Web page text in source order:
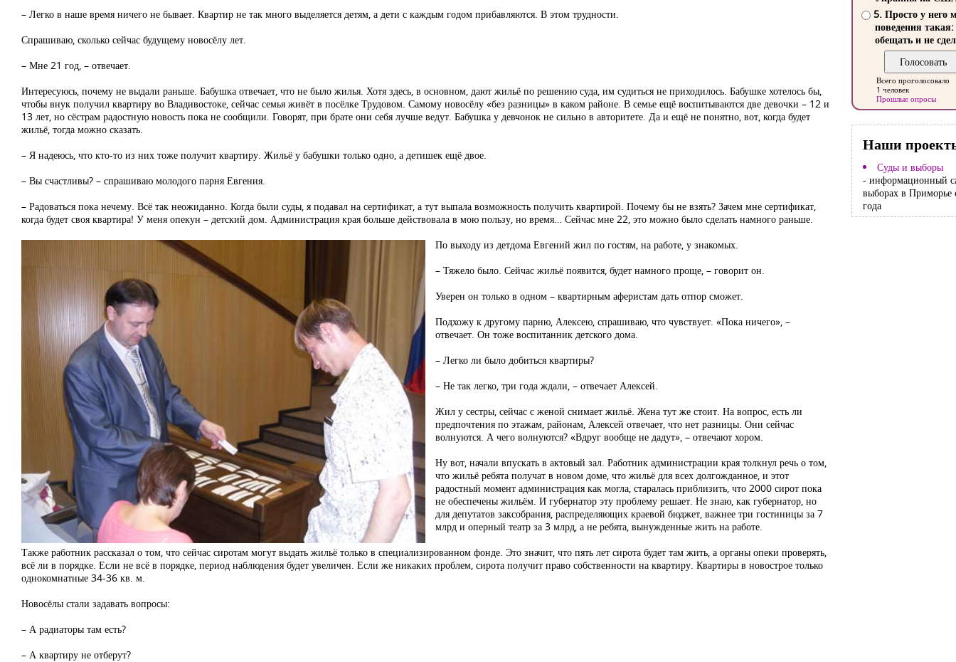
– Легко в наше время ничего не бывает. Квартир не так много выделяется детям, а дети с каждым годом прибавляются. В этом трудности.
Спрашиваю, сколько сейчас будущему новосёлу лет.
– Мне 21 год, – отвечает.
Интересуюсь, почему не выдали раньше. Бабушка отвечает, что не было жилья. Хотя здесь, в основном, дают жильё по решению суда, им судиться не приходилось. Бабушке хотелось бы,
чтобы внук получил квартиру во Владивостоке, сейчас семья живёт в посёлке Трудовом. Самому новосёлу «без разницы» в каком районе. В семье ещё воспитываются две девочки – 12 и
13 лет, но сёстрам радостную новость пока не сообщили. Говорят, при брате они себя лучше ведут. Бабушка у девчонок не сильно в авторитете. Да и ещё не понятно, вот, когда будет
жильё, тогда можно сказать.
– Я надеюсь, что кто-то из них тоже получит квартиру. Жильё у бабушки только одно, а детишек ещё двое.
– Вы счастливы? – спрашиваю молодого парня Евгения.
– Радоваться пока нечему. Всё так неожиданно. Когда были суды, я подавал на сертификат, а тут выпала возможность получить квартирой. Почему бы не взять? Зачем мне сертификат,
когда будет своя квартира! У меня опекун – детский дом. Администрация края больше действовала в мою пользу, но время… Сейчас мне 22, это можно было сделать намного раньше.
По выходу из детдома Евгений жил по гостям, на работе, у знакомых.
– Тяжело было. Сейчас жильё появится, будет намного проще, – говорит он.
Уверен он только в одном – квартирным аферистам дать отпор сможет.
Подхожу к другому парню, Алексею, спрашиваю, что чувствует. «Пока ничего», –
отвечает. Он тоже воспитанник детского дома.
– Легко ли было добиться квартиры?
– Не так легко, три года ждали, – отвечает Алексей.
Жил у сестры, сейчас с женой снимает жильё. Жена тут же стоит. На вопрос, есть ли
предпочтения по этажам, районам, Алексей отвечает, что нет разницы. Они сейчас
волнуются. А чего волнуются? «Вдруг вообще не дадут», – отвечают хором.
Ну вот, начали впускать в актовый зал. Работник администрации края толкнул речь о том,
что жильё ребята получат в новом доме, что жильё для всех долгожданное, и этот
радостный момент администрация как могла, старалась приблизить, что 2000 сирот пока
не обеспечены жильём. И губернатор эту проблему решает. Не знаю, как губернатор, но
для депутатов заксобрания, распределяющих краевой бюджет, важнее три гостиницы за 7
млрд и оперный театр за 3 млрд, а не ребята, вынужденные жить на работе.
Также работник рассказал о том, что сейчас сиротам могут выдать жильё только в специализированном фонде. Это значит, что пять лет сирота будет там жить, а органы опеки проверять,
всё ли в порядке. Если не всё в порядке, период наблюдения будет увеличен. Если же никаких проблем, сирота получит право собственности на квартиру. Квартиры в новострое только
однокомнатные 34-36 кв. м.
Новосёлы стали задавать вопросы:
– А радиаторы там есть?
– А квартиру не отберут?
5. Просто у него
поведения такая:
обещать и не
Всего проголосовало
1 человек
Прошлые опросы
Наши
Суды и выборы
- информационный
выборах в Приморье
года